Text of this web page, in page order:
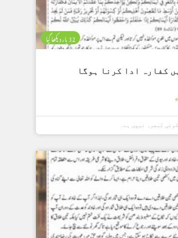
32 بار دیکھا گیا
کفارہ ادا کرنا ہوگا
کوئی تبصرہ نہیں ہے۔